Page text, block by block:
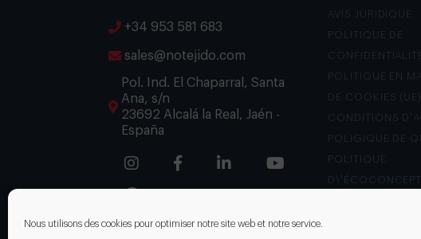
Nous utilisons des cookies pour optimiser notre site web et notre service.
+34 953 581 683
sales@notejido.com
Pol. Ind. El Chaparral, Santa
Ana, s/n
23692 Alcalá la Real, Jaén -
España
AVIS JURIDIQUE
POLITIQUE DE
CONFIDENTIALITÉ
POLITIQUE EN
DE COOKIES (UE)
CONDITIONS
POLIGIQUE DE